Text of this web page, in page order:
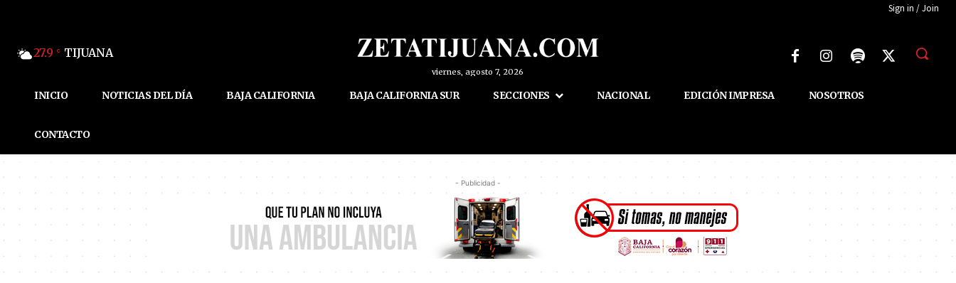
Sign in / Join
27.9 C TIJUANA
viernes, agosto 7, 2026
INICIO NOTICIAS DEL DÍA BAJA CALIFORNIA BAJA CALIFORNIA SUR SECCIONES NACIONAL EDICIÓN IMPRESA NOSOTROS
CONTACTO
- Publicidad -